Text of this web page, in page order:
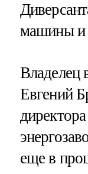
машины и
Евгений
еще в